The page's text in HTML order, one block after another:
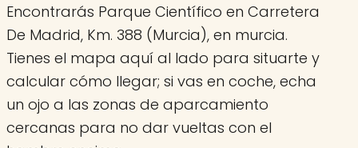
Encontrarás Parque Científico en Carretera
De Madrid, Km. 388 (Murcia), en murcia.
Tienes el mapa aquí al lado para situarte y
calcular cómo llegar; si vas en coche, echa
un ojo a las zonas de aparcamiento
cercanas para no dar vueltas con el